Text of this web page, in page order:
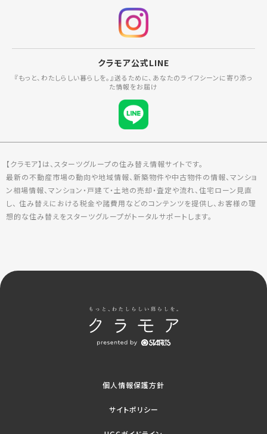
クラモア公式LINE
『もっと、わたしらしい暮らしを。』送るために、あなたのライフシーンに寄り添っ
た情報をお届け
【クラモア】は、スターツグループの住み替え情報サイトです。
最新の不動産市場の動向や地域情報、新築物件や中古物件の情報、マンショ
ン相場情報、マンション・戸建て・土地の売却・査定や流れ、住宅ローン見直
し、 住み替えにおける税金や諸費用などのコンテンツを提供し、お客様の理
想的な住み替えをスターツグループがトータルサポートします。
個人情報保護方針
サイトポリシー